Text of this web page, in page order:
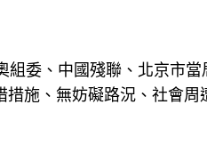
組委、中國殘聯、北京市
施、無妨礙路況、社會